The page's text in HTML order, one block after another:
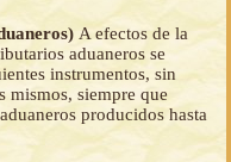
A efectos de la
aduaneros se
instrumentos, sin
mismos, siempre que
producidos hasta